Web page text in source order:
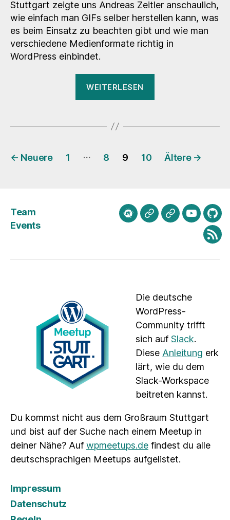
GIF
Stuttgart zeigte uns Andreas Zeitler anschaulich,
wie einfach man GIFs selber herstellen kann, was
es beim Einsatz zu beachten gibt und wie man
verschiedene Medienformate richtig in
WordPress einbindet.
WEITERLESEN
Seitennummerierung
← Neuere 1 … 8 9 10 Ältere →
Team
Events
meetup.com
Mastodon
BlueskyYoutube
Die deutsche
WordPress-
Community trifft
sich auf Slack.
Diese Anleitung erk
lärt, wie du dem
Slack-Workspace
beitreten kannst.
Du kommst nicht aus dem Großraum Stuttgart
und bist auf der Suche nach einem Meetup in
deiner Nähe? Auf wpmeetups.de findest du alle
deutschsprachigen Meetups aufgelistet.
Impressum
Datenschutz